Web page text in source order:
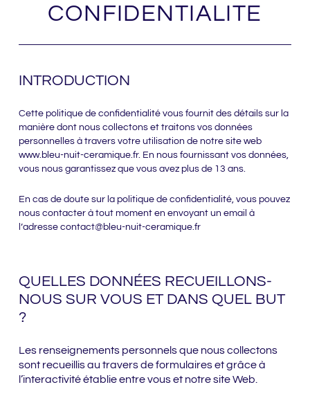
CONFIDENTIALITE
INTRODUCTION
Cette politique de confidentialité vous fournit des détails sur la
manière dont nous collectons et traitons vos données
personnelles à travers votre utilisation de notre site web
www.bleu-nuit-ceramique.fr. En nous fournissant vos données,
vous nous garantissez que vous avez plus de 13 ans.
En cas de doute sur la politique de confidentialité, vous pouvez
nous contacter à tout moment en envoyant un email à
l’adresse contact@bleu-nuit-ceramique.fr
QUELLES DONNÉES RECUEILLONS-
NOUS SUR VOUS ET DANS QUEL BUT
?
Les renseignements personnels que nous collectons
sont recueillis au travers de formulaires et grâce à
l’interactivité établie entre vous et notre site Web.